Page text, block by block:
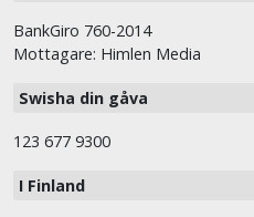
BankGiro 760-2014
Mottagare: Himlen Media
Swisha din gåva
123 677 9300
I Finland